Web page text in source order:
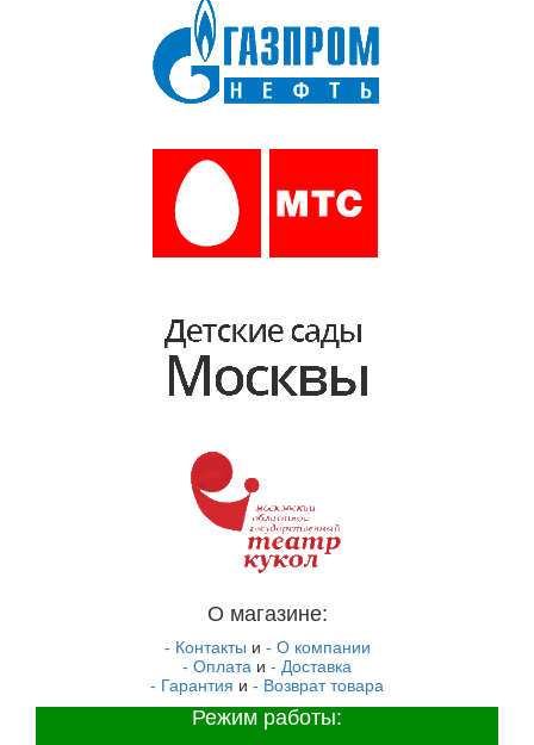
О магазине:
- Контакты и - О компании
- Оплата и - Доставка
- Гарантия и - Возврат товара
Режим работы: